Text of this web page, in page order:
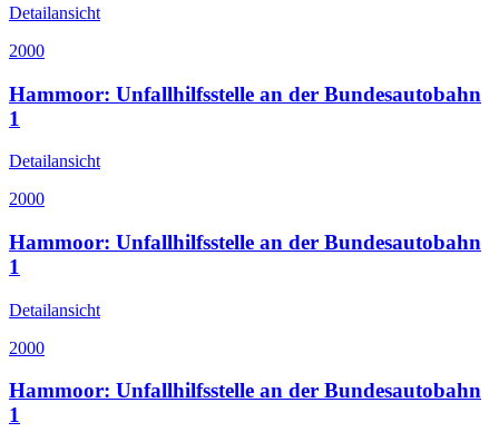
Detailansicht
2000
Hammoor: Unfallhilfsstelle an der Bundesautobahn
1
Detailansicht
2000
Hammoor: Unfallhilfsstelle an der Bundesautobahn
1
Detailansicht
2000
Hammoor: Unfallhilfsstelle an der Bundesautobahn
1